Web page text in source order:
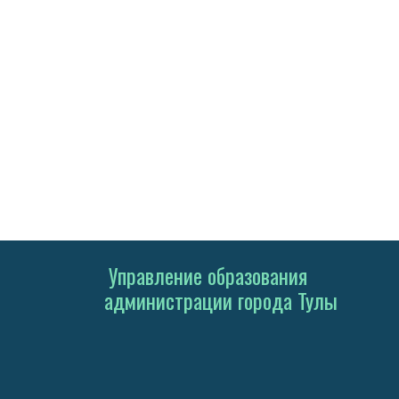
Управление образования
администрации города Тулы